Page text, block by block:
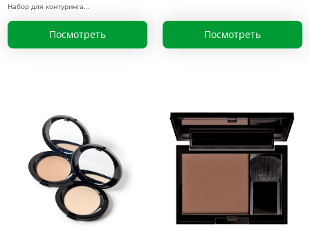
Набор для контуринга
Посмотреть Посмотреть